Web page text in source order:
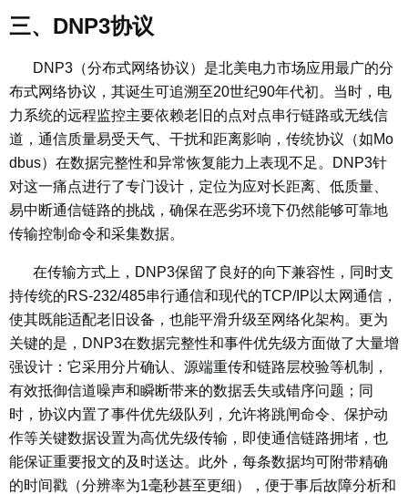
三、DNP3协议
DNP3（分布式网络协议）是北美电力市场应用最广的分
布式网络协议，其诞生可追溯至20世纪90年代初。当时，电
力系统的远程监控主要依赖老旧的点对点串行链路或无线信
道，通信质量易受天气、干扰和距离影响，传统协议（如Mo
dbus）在数据完整性和异常恢复能力上表现不足。DNP3针
对这一痛点进行了专门设计，定位为应对长距离、低质量、
易中断通信链路的挑战，确保在恶劣环境下仍然能够可靠地
传输控制命令和采集数据。
在传输方式上，DNP3保留了良好的向下兼容性，同时支
持传统的RS-232/485串行通信和现代的TCP/IP以太网通信，
使其既能适配老旧设备，也能平滑升级至网络化架构。更为
关键的是，DNP3在数据完整性和事件优先级方面做了大量增
强设计：它采用分片确认、源端重传和链路层校验等机制，
有效抵御信道噪声和瞬断带来的数据丢失或错序问题；同
时，协议内置了事件优先级队列，允许将跳闸命令、保护动
作等关键数据设置为高优先级传输，即使通信链路拥堵，也
能保证重要报文的及时送达。此外，每条数据均可附带精确
的时间戳（分辨率为1毫秒甚至更细），便于事后故障分析和